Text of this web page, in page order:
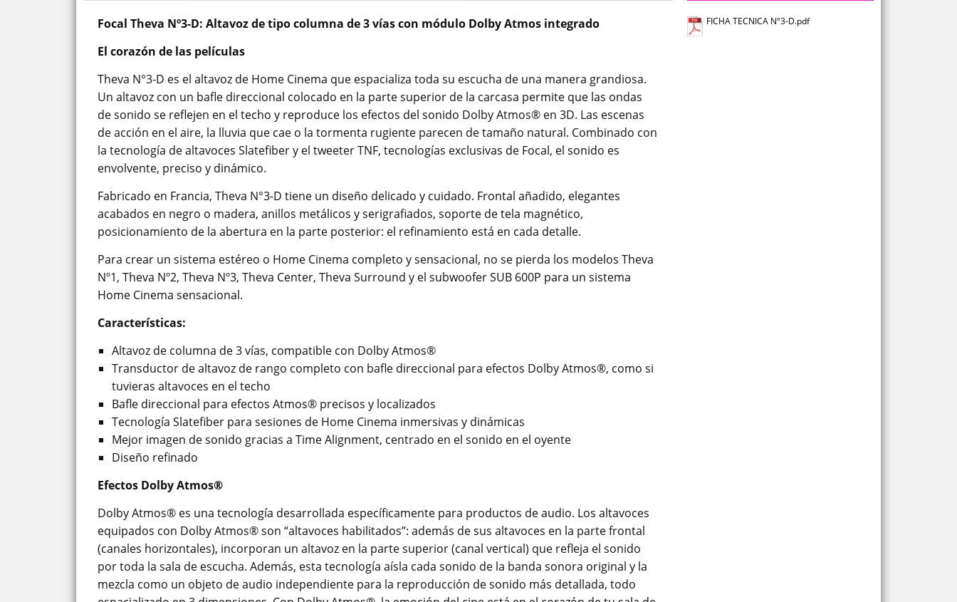
Focal Theva Nº3-D: Altavoz de tipo columna de 3 vías con módulo Dolby Atmos integrado
El corazón de las películas
Theva N°3-D es el altavoz de Home Cinema que espacializa toda su escucha de una manera grandiosa.
Un altavoz con un bafle direccional colocado en la parte superior de la carcasa permite que las ondas
de sonido se reflejen en el techo y reproduce los efectos del sonido Dolby Atmos® en 3D. Las escenas
de acción en el aire, la lluvia que cae o la tormenta rugiente parecen de tamaño natural. Combinado con
la tecnología de altavoces Slatefiber y el tweeter TNF, tecnologías exclusivas de Focal, el sonido es
envolvente, preciso y dinámico.
Fabricado en Francia, Theva N°3-D tiene un diseño delicado y cuidado. Frontal añadido, elegantes
acabados en negro o madera, anillos metálicos y serigrafiados, soporte de tela magnético,
posicionamiento de la abertura en la parte posterior: el refinamiento está en cada detalle.
Para crear un sistema estéreo o Home Cinema completo y sensacional, no se pierda los modelos Theva
Nº1, Theva Nº2, Theva Nº3, Theva Center, Theva Surround y el subwoofer SUB 600P para un sistema
Home Cinema sensacional.
Características:
Altavoz de columna de 3 vías, compatible con Dolby Atmos®
Transductor de altavoz de rango completo con bafle direccional para efectos Dolby Atmos®, como si
tuvieras altavoces en el techo
Bafle direccional para efectos Atmos® precisos y localizados
Tecnología Slatefiber para sesiones de Home Cinema inmersivas y dinámicas
Mejor imagen de sonido gracias a Time Alignment, centrado en el sonido en el oyente
Diseño refinado
Efectos Dolby Atmos®
Dolby Atmos® es una tecnología desarrollada específicamente para productos de audio. Los altavoces
equipados con Dolby Atmos® son “altavoces habilitados”: además de sus altavoces en la parte frontal
(canales horizontales), incorporan un altavoz en la parte superior (canal vertical) que refleja el sonido
por toda la sala de escucha. Además, esta tecnología aísla cada sonido de la banda sonora original y la
mezcla como un objeto de audio independiente para la reproducción de sonido más detallada, todo
FICHA TECNICA Nº3-D.pdf